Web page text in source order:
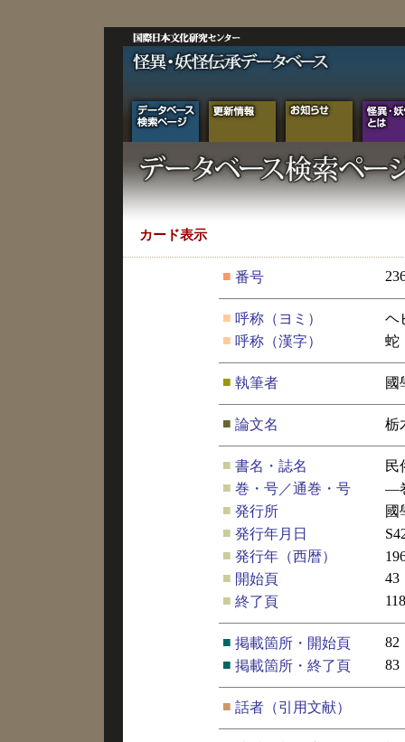
カード表示
■ 番号
■ 呼称（ヨミ）
ヘ
■ 呼称（漢字） 蛇
■ 執筆者 國
■ 論文名 栃
■ 書名・誌名
民
■ 巻・号／通巻・号
―
■ 発行所
國
■ 発行年月日
■ 発行年（西暦）
■ 開始頁
43
■ 終了頁 118
■ 掲載箇所・開始頁
82
■ 掲載箇所・終了頁 83
■ 話者（引用文献）